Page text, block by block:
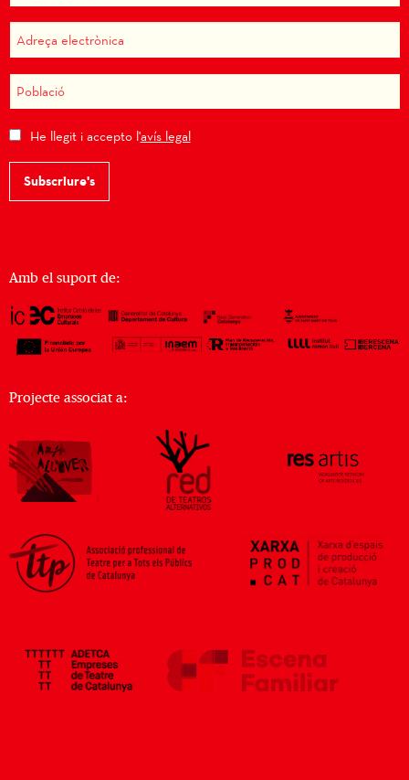
He llegit i accepto l'avís legal
Subscriure's
Amb el suport de:
Projecte associat a: